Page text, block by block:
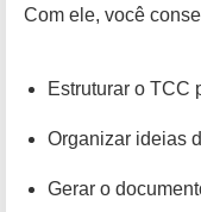
Com ele, você
Estruturar o TCC
Organizar ideias
Gerar o